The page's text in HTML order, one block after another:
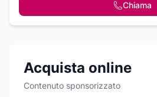
Chiama
Acquista online
Contenuto sponsorizzato